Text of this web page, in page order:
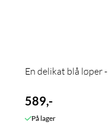
En delikat blå løper - ...
589,-
På lager